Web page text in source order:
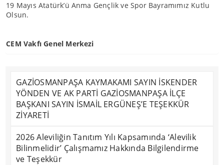
19 Mayıs Atatürk’ü Anma Gençlik ve Spor Bayramımız Kutlu
Olsun.
CEM Vakfı Genel Merkezi
GAZİOSMANPAŞA KAYMAKAMI SAYIN İSKENDER
YÖNDEN VE AK PARTİ GAZİOSMANPAŞA İLÇE
BAŞKANI SAYIN İSMAİL ERGÜNEŞ’E TEŞEKKÜR
ZİYARETİ
2026 Aleviliğin Tanıtım Yılı Kapsamında ‘Alevilik
Bilinmelidir’ Çalışmamız Hakkında Bilgilendirme
ve Teşekkür